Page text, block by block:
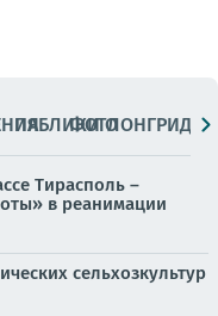
ПАБЛИКИ
ФОТОЛОНГРИДЫ
Тирасполь –
в реанимации
сельхозкультур